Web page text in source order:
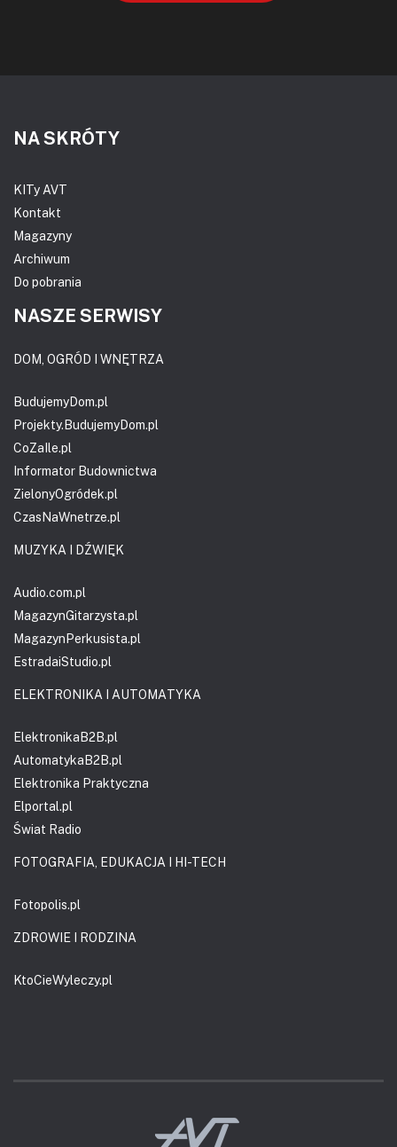
NA SKRÓTY
KITy AVT
Kontakt
Magazyny
Archiwum
Do pobrania
NASZE SERWISY
DOM, OGRÓD I WNĘTRZA
BudujemyDom.pl
Projekty.BudujemyDom.pl
CoZaIle.pl
Informator Budownictwa
ZielonyOgródek.pl
CzasNaWnetrze.pl
MUZYKA I DŹWIĘK
Audio.com.pl
MagazynGitarzysta.pl
MagazynPerkusista.pl
EstradaiStudio.pl
ELEKTRONIKA I AUTOMATYKA
ElektronikaB2B.pl
AutomatykaB2B.pl
Elektronika Praktyczna
Elportal.pl
Świat Radio
FOTOGRAFIA, EDUKACJA I HI-TECH
Fotopolis.pl
ZDROWIE I RODZINA
KtoCieWyleczy.pl